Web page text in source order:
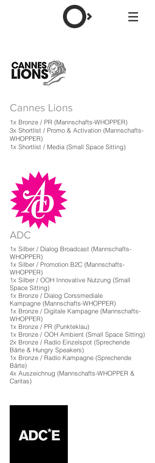
Cannes Lions
1x Bronze / PR (Mannschafts-WHOPPER)
3x Shortlist / Promo & Activation (Mannschafts-
WHOPPER)
1x Shortlist / Media (Small Space Sitting)
ADC
1x Silber / Dialog Broadcast (Mannschafts-
WHOPPER)
1x Silber / Promotion B2C (Mannschafts-
WHOPPER)
1x Silber / OOH Innovative Nutzung (Small
Space Sitting)
1x Bronze / Dialog Corssmediale
Kampagne (Mannschafts-WHOPPER)
1x Bronze / Digitale Kampagne (Mannschafts-
WHOPPER)
1x Bronze / PR (Punkteklau)
1x Bronze / OOH Ambient (Small Space Sitting)
2x Bronze / Radio Einzelspot (Sprechende
Bärte & Hungry Speakers)
1x Bronze / Radio Kampagne (Sprechende
Bärte)
4x Auszeichnug (Mannschafts-WHOPPER &
Caritas)